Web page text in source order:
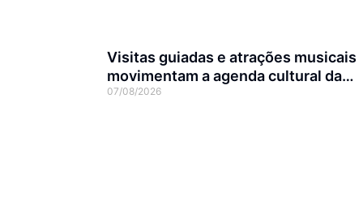
Visitas guiadas e atrações musicais
movimentam a agenda cultural da
semana em Joinville
07/08/2026